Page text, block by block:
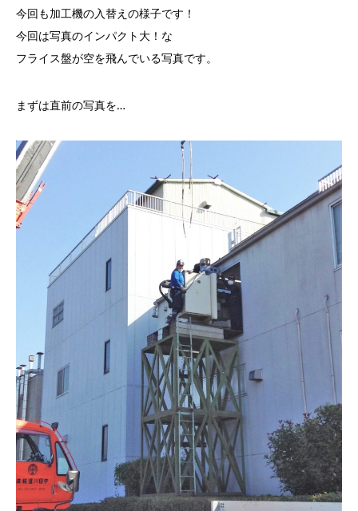
今回も加工機の入替えの様子です！
今回は写真のインパクト大！な
フライス盤が空を飛んでいる写真です。
まずは直前の写真を…